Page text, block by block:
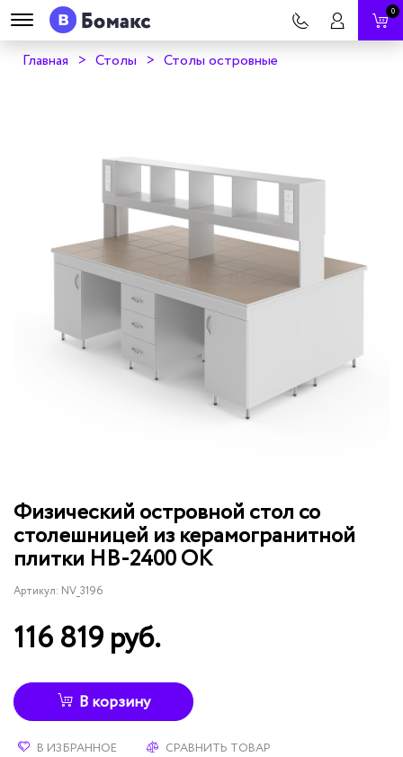
0
Главная Столы Столы островные
Физический островной стол со
столешницей из керамогранитной
плитки НВ-2400 ОК
Артикул: NV_3196
116 819 руб.
В корзину
В ИЗБРАННОЕ СРАВНИТЬ ТОВАР